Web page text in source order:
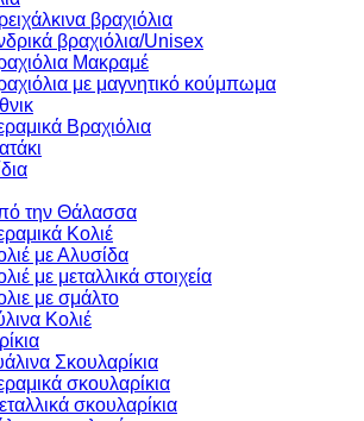
βραχιόλια
βραχιόλια/Unisex
Μακραμέ
με μαγνητικό κούμπωμα
Βραχιόλια
την Θάλασσα
Κολιέ
με Αλυσίδα
με μεταλλικά στοιχεία
με σμάλτο
Κολιέ
Σκουλαρίκια
σκουλαρίκια
σκουλαρίκια